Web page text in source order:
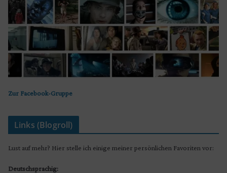
Zur Facebook-Gruppe
Links (Blogroll)
Lust auf mehr? Hier stelle ich einige meiner persönlichen Favoriten vor:
Deutschsprachig: